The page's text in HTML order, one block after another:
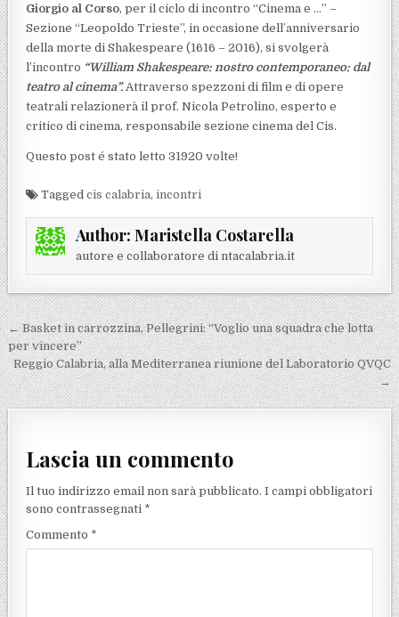
Giorgio al Corso, per il ciclo di incontro “Cinema e …” –
Sezione “Leopoldo Trieste”, in occasione dell’anniversario
della morte di Shakespeare (1616 – 2016), si svolgerà
l’incontro “William Shakespeare: nostro contemporaneo: dal
teatro al cinema”.Attraverso spezzoni di film e di opere
teatrali relazionerà il prof. Nicola Petrolino, esperto e
critico di cinema, responsabile sezione cinema del Cis.
Questo post é stato letto 31920 volte!
Taggedcis calabria,incontri
Author: Maristella Costarella
autore e collaboratore di ntacalabria.it
Navigazione articoli
← Basket in carrozzina, Pellegrini: “Voglio una squadra che lotta
per vincere”
Reggio Calabria, alla Mediterranea riunione del Laboratorio QVQC
→
Lascia un commento
Il tuo indirizzo email non sarà pubblicato. I campi obbligatori
sono contrassegnati *
Commento *